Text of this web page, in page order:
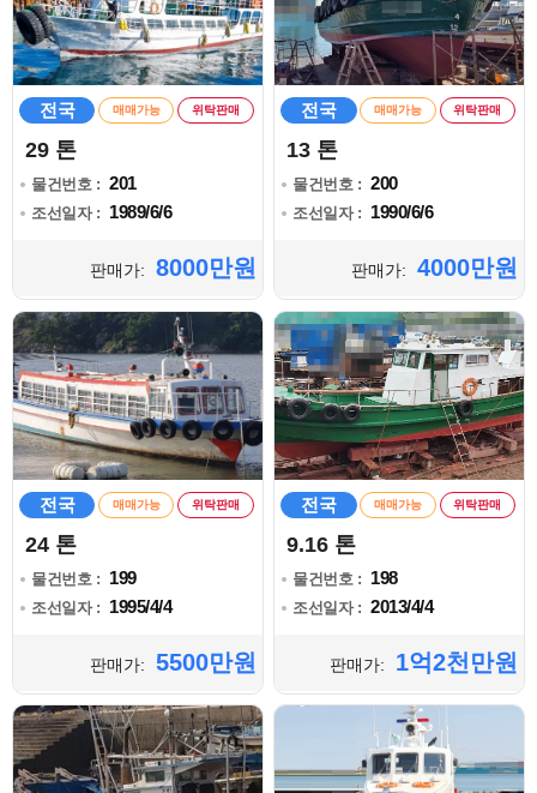
전국 매매가능 위탁판매
29 톤
물건번호 : 201
조선일자 : 1989/6/6
판매가: 8000만원
전국 매매가능 위탁판매
13 톤
물건번호 : 200
조선일자 : 1990/6/6
판매가: 4000만원
전국 매매가능 위탁판매
24 톤
물건번호 : 199
조선일자 : 1995/4/4
판매가: 5500만원
전국 매매가능 위탁판매
9.16 톤
물건번호 : 198
조선일자 : 2013/4/4
판매가: 1억2천만원